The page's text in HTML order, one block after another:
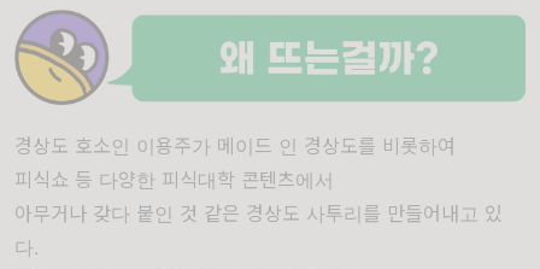
경상도 호소인 이용주가 메이드 인 경상도를 비롯하여
피식쇼 등 다양한 피식대학 콘텐츠에서
아무거나 갖다 붙인 것 같은 경상도 사투리를 만들어내고 있
다.